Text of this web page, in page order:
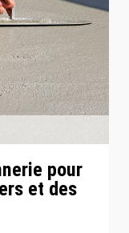
pour
et des